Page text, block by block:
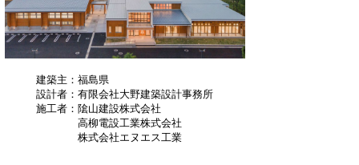
建築主：福島県
設計者：有限会社大野建築設計事務所
施工者：隂山建設株式会社
高柳電設工業株式会社
株式会社エヌエス工業